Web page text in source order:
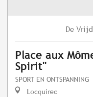
De
Place aux
Spirit"
SPORT EN ONTSPANNING
Locquirec